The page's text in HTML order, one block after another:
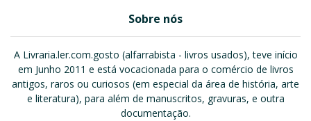
Sobre nós
A Livraria.ler.com.gosto (alfarrabista - livros usados), teve início
em Junho 2011 e está vocacionada para o comércio de livros
antigos, raros ou curiosos (em especial da área de história, arte
e literatura), para além de manuscritos, gravuras, e outra
documentação.